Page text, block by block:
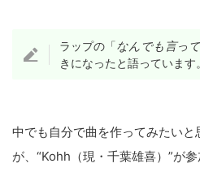
ラップの「なんでも言っ
きになったと語っています。
中でも自分で曲を作ってみたい
が、“Kohh（現・千葉雄喜）”が